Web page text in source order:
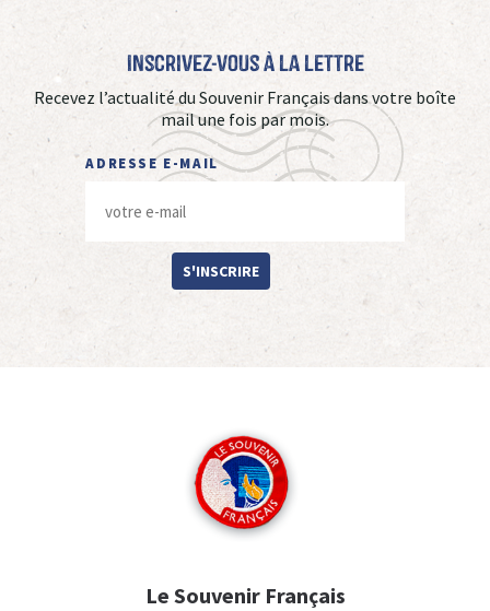
Inscrivez-vous à La Lettre
Recevez l’actualité du Souvenir Français dans votre boîte
mail une fois par mois.
ADRESSE E-MAIL
S'INSCRIRE
Le Souvenir Français